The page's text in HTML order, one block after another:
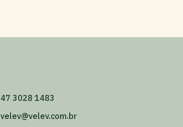
47 3028 1483
velev@velev.com.br